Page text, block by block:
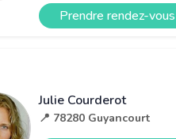
Prendre rendez-vous
Julie Courderot
📍 78280 Guyancourt